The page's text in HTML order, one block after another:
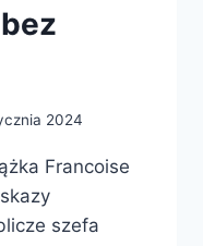
2024
Francoise
szefa